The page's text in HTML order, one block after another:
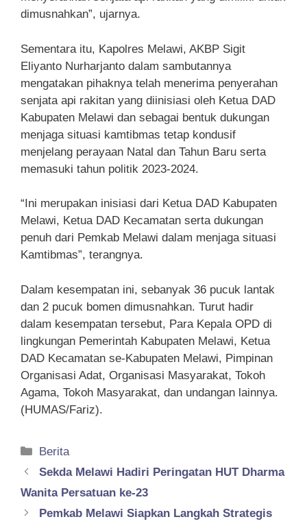
dimusnahkan”, ujarnya.
Sementara itu, Kapolres Melawi, AKBP Sigit
Eliyanto Nurharjanto dalam sambutannya
mengatakan pihaknya telah menerima penyerahan
senjata api rakitan yang diinisiasi oleh Ketua DAD
Kabupaten Melawi dan sebagai bentuk dukungan
menjaga situasi kamtibmas tetap kondusif
menjelang perayaan Natal dan Tahun Baru serta
memasuki tahun politik 2023-2024.
“Ini merupakan inisiasi dari Ketua DAD Kabupaten
Melawi, Ketua DAD Kecamatan serta dukungan
penuh dari Pemkab Melawi dalam menjaga situasi
Kamtibmas”, terangnya.
Dalam kesempatan ini, sebanyak 36 pucuk lantak
dan 2 pucuk bomen dimusnahkan. Turut hadir
dalam kesempatan tersebut, Para Kepala OPD di
lingkungan Pemerintah Kabupaten Melawi, Ketua
DAD Kecamatan se-Kabupaten Melawi, Pimpinan
Organisasi Adat, Organisasi Masyarakat, Tokoh
Agama, Tokoh Masyarakat, dan undangan lainnya.
(HUMAS/Fariz).
Kategori
Berita
Sekda Melawi Hadiri Peringatan HUT Dharma
Wanita Persatuan ke-23
Pemkab Melawi Siapkan Langkah Strategis